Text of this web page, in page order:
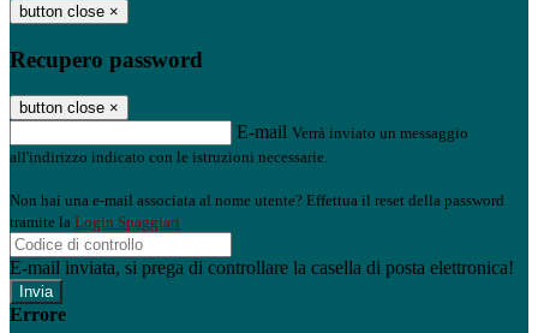
button close ×
Recupero password
button close ×
E-mail Verrà inviato un messaggio
all'indirizzo indicato con le istruzioni necessarie.
Non hai una e-mail associata al nome utente? Effettua il reset della password
tramite la Login Spaggiari
E-mail inviata, si prega di controllare la casella di posta elettronica!
Errore